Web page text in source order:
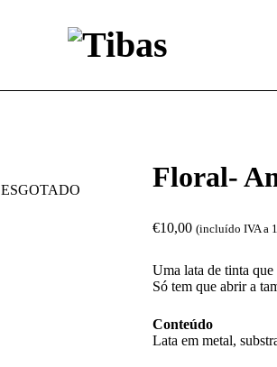
ESGOTADO Floral-
€10,00 (incluído IVA a
Uma lata de tinta que
Só tem que abrir a
Conteúdo
Lata em metal,